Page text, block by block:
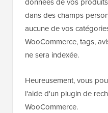
dans des champs
aucune de vos
WooCommerce, tags,
ne sera indexée.
Heureusement, vous
l'aide d'un plugin de
WooCommerce.